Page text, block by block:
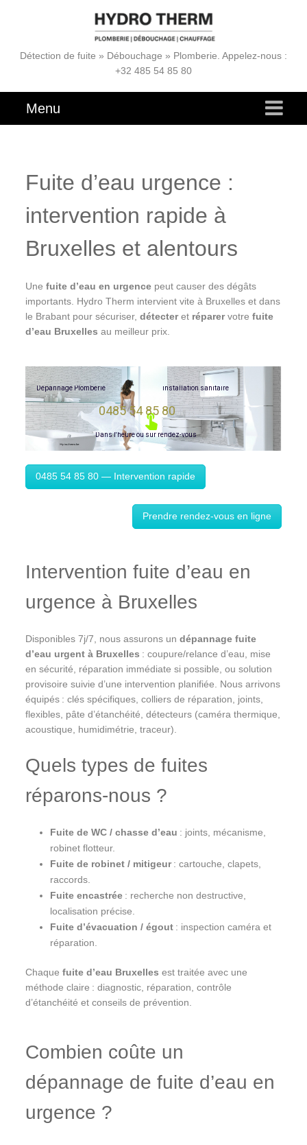
Détection de fuite » Débouchage » Plomberie. Appelez-nous :
+32 485 54 85 80
Menu
Fuite d’eau urgence :
intervention rapide à
Bruxelles et alentours
Unefuite d’eau en urgence peut causer des dégâts
importants. Hydro Therm intervient vite à Bruxelles et dans
le Brabant pour sécuriser,détecteret réparervotrefuite
d’eau Bruxelles au meilleur prix.
Dépannage Plomberie
0485 54 85 80
installation sanitaire
Dansl'heureousur rendez-vous
0485 54 85 80 — Intervention rapide
Prendre rendez-vous en ligne
Intervention fuite d’eau en
urgence à Bruxelles
Disponibles 7j/7, nous assurons undépannage fuite
d’eau urgent à Bruxelles : coupure/relance d’eau, mise
en sécurité, réparation immédiate si possible, ou solution
provisoire suivie d’une intervention planifiée. Nous arrivons
équipés : clés spécifiques, colliers de réparation, joints,
flexibles, pâte d’étanchéité, détecteurs (caméra thermique,
acoustique, humidimétrie, traceur).
Quels types de fuites
réparons-nous ?
Fuite de WC / chasse d’eau : joints, mécanisme,
robinet flotteur.
Fuite de robinet / mitigeur: cartouche, clapets,
raccords.
Fuite encastrée : recherche non destructive,
localisation précise.
Fuite d’évacuation / égout : inspection caméra et
réparation.
Chaquefuite d’eau Bruxelles est traitée avec une
méthode claire : diagnostic, réparation, contrôle
d’étanchéité et conseils de prévention.
Combien coûte un
dépannage de fuite d’eau en
urgence ?